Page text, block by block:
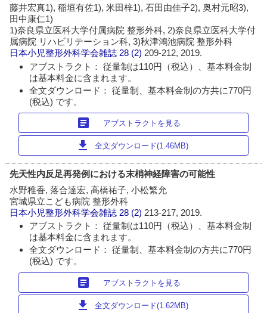
藤井宏真1), 稲垣有佐1), 米田梓1), 石田由佳子2), 奥村元昭3),
田中康仁1)
1)奈良県立医科大学付属病院 整形外科, 2)奈良県立医科大学付
属病院 リハビリテーション科, 3)秋津鴻池病院 整形外科
日本小児整形外科学会雑誌 28 (2) 209-212, 2019.
アブストラクト： 従量制は110円（税込）、基本料金制
は基本料金に含まれます。
全文ダウンロード： 従量制、基本料金制の方共に770円
(税込) です。
article アブストラクトを見る
download 全文ダウンロード(1.46MB)
先天性内反足再発例における末梢神経障害の可能性
水野稚香, 落合達宏, 高橋祐子, 小松繁允
宮城県立こども病院 整形外科
日本小児整形外科学会雑誌 28 (2) 213-217, 2019.
アブストラクト： 従量制は110円（税込）、基本料金制
は基本料金に含まれます。
全文ダウンロード： 従量制、基本料金制の方共に770円
(税込) です。
article アブストラクトを見る
download 全文ダウンロード(1.62MB)